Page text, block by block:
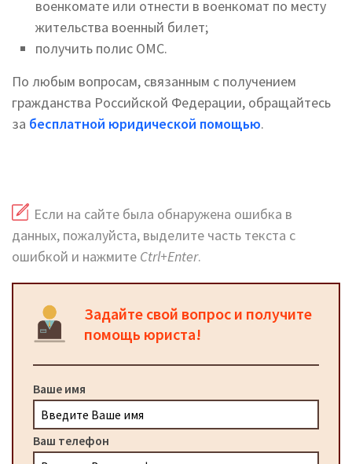
военкомате или отнести в военкомат по месту
жительства военный билет;
получить полис ОМС.
По любым вопросам, связанным с получением
гражданства Российской Федерации, обращайтесь
за бесплатной юридической помощью.
Если на сайте была обнаружена ошибка в
данных, пожалуйста, выделите часть текста с
ошибкой и нажмите Ctrl+Enter.
Задайте свой вопрос и получите
помощь юриста!
Ваше имя
Ваш телефон